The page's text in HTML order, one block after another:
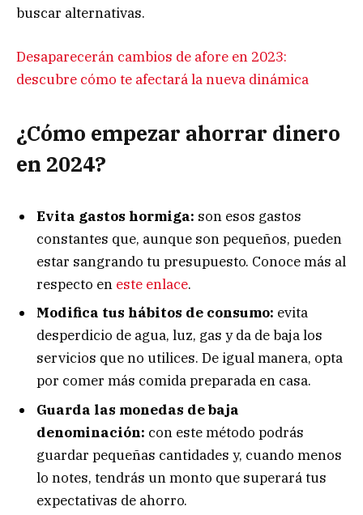
buscar alternativas.
Desaparecerán cambios de afore en 2023:
descubre cómo te afectará la nueva dinámica
¿Cómo empezar ahorrar dinero
en 2024?
Evita gastos hormiga: son esos gastos
constantes que, aunque son pequeños, pueden
estar sangrando tu presupuesto. Conoce más al
respecto en este enlace.
Modifica tus hábitos de consumo: evita
desperdicio de agua, luz, gas y da de baja los
servicios que no utilices. De igual manera, opta
por comer más comida preparada en casa.
Guarda las monedas de baja
denominación: con este método podrás
guardar pequeñas cantidades y, cuando menos
lo notes, tendrás un monto que superará tus
expectativas de ahorro.